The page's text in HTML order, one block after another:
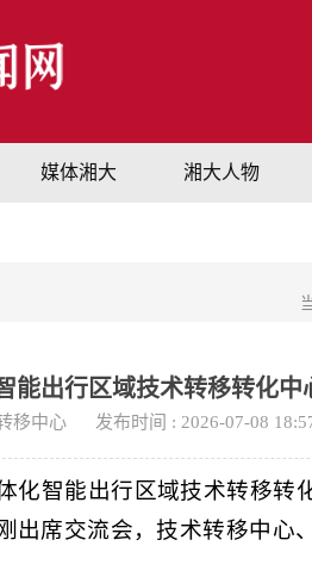
媒体湘大 湘大人物
能出行区域技术转移转化中
移中心 发布时间 : 2026-07-08
化智能出行区域技术转移转
出席交流会，技术转移中心